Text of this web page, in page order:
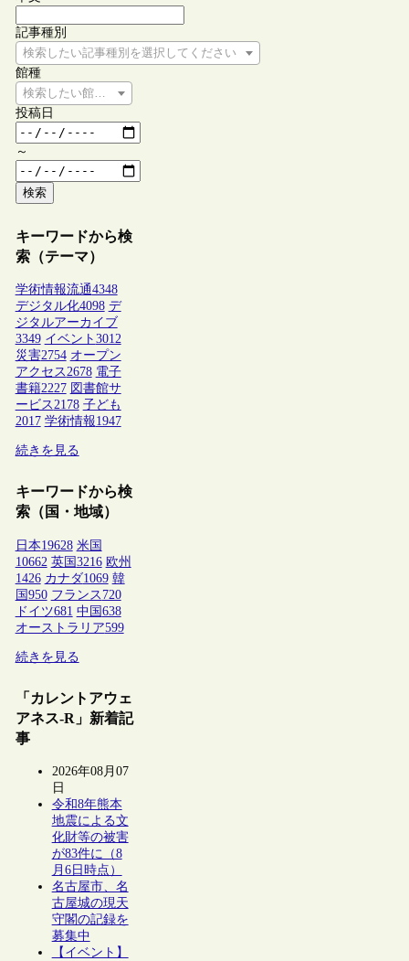
記事種別
検索したい記事種別を選択してください
館種
検索したい館種を選択してください
投稿日
～
検索
キーワードから検
索（テーマ）
学術情報流通4348
デジタル化4098 デ
ジタルアーカイブ
3349 イベント 3012
災害2754 オープン
アクセス2678 電子
書籍2227 図書館サ
ービス2178 子ども
2017 学術情報1947
続きを見る
キーワードから検
索（国・地域）
日本19628 米国
10662 英国 3216 欧州
1426 カナダ1069 韓
国 950 フランス 720
ドイツ681 中国 638
オーストラリア599
続きを見る
「カレントアウェ
アネス-R」新着記
事
2026年08月07
日
令和8年熊本
地震による文
化財等の被害
が83件に（8
月6日時点）
名古屋市、名
古屋城の現天
守閣の記録を
募集中
【イベント】